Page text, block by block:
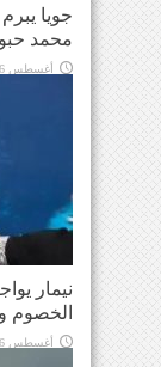
جويا
محمد
أغسطس 6, 2026
نيمار
الخصوم
أغسطس 6, 2026